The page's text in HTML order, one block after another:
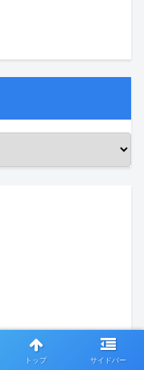
トップ サイドバー